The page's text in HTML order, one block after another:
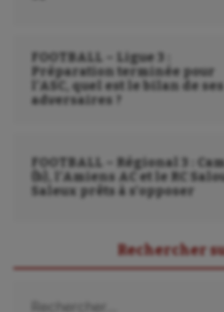
FOOTBALL – Ligue 3 :
Préparation terminée pour
l’ASC, quel est le bilan de ses
adversaires ?
FOOTBALL – Régional 3 :
(b), l’Amiens AC et le RC
Saleux prêts à s’opposer
Rechercher